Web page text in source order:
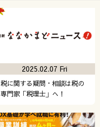
税に関する疑問・相談は税の
専門家「税理士」へ！
2025.02.07 Fri